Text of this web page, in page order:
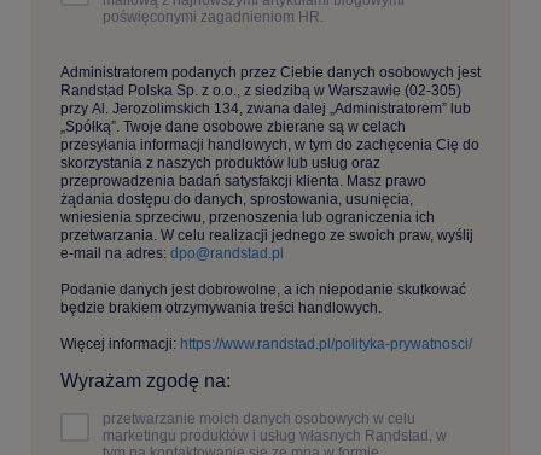
poświęconymi zagadnieniom HR.
Administratorem podanych przez Ciebie danych osobowych jest
Randstad Polska Sp. z o.o., z siedzibą w Warszawie (02-305)
przy Al. Jerozolimskich 134, zwana dalej „Administratorem” lub
„Spółką”. Twoje dane osobowe zbierane są w celach
przesyłania informacji handlowych, w tym do zachęcenia Cię do
skorzystania z naszych produktów lub usług oraz
przeprowadzenia badań satysfakcji klienta. Masz prawo
żądania dostępu do danych, sprostowania, usunięcia,
wniesienia sprzeciwu, przenoszenia lub ograniczenia ich
przetwarzania. W celu realizacji jednego ze swoich praw, wyślij
e-mail na adres: dpo@randstad.pl
Podanie danych jest dobrowolne, a ich niepodanie skutkować
będzie brakiem otrzymywania treści handlowych.
Więcej informacji: https://www.randstad.pl/polityka-prywatnosci/
Wyrażam zgodę na:
przetwarzanie moich danych osobowych w celu
marketingu produktów i usług własnych Randstad, w